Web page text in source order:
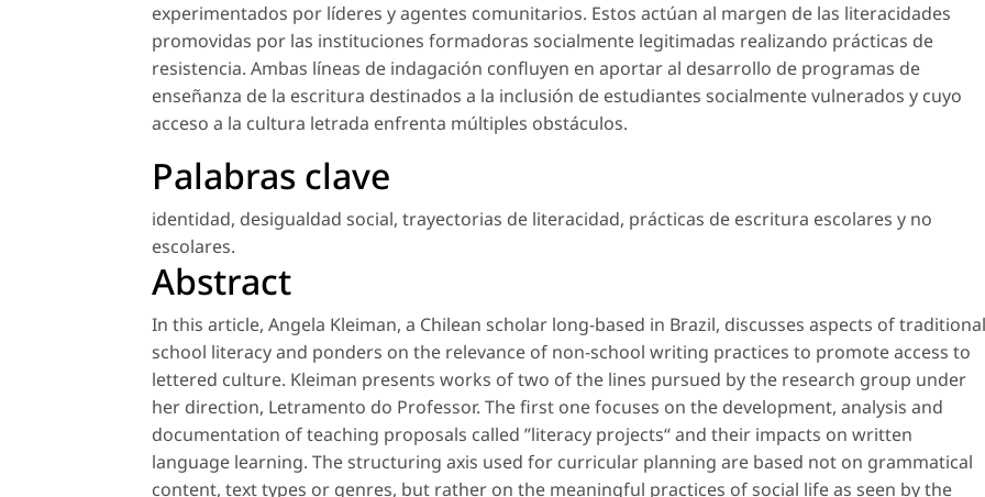
experimentados por líderes y agentes comunitarios. Estos actúan al margen de las literacidades
promovidas por las instituciones formadoras socialmente legitimadas realizando prácticas de
resistencia. Ambas líneas de indagación confluyen en aportar al desarrollo de programas de
enseñanza de la escritura destinados a la inclusión de estudiantes socialmente vulnerados y cuyo
acceso a la cultura letrada enfrenta múltiples obstáculos.
Palabras clave
identidad, desigualdad social, trayectorias de literacidad, prácticas de escritura escolares y no
escolares.
Abstract
In this article, Angela Kleiman, a Chilean scholar long-based in Brazil, discusses aspects of traditional
school literacy and ponders on the relevance of non-school writing practices to promote access to
lettered culture. Kleiman presents works of two of the lines pursued by the research group under
her direction, Letramento do Professor. The first one focuses on the development, analysis and
documentation of teaching proposals called ”literacy projects“ and their impacts on written
language learning. The structuring axis used for curricular planning are based not on grammatical
content, text types or genres, but rather on the meaningful practices of social life as seen by the